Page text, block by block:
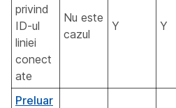
privind
ID-ul
liniei
conect
ate
Nu este
cazul
Y Y
Preluar